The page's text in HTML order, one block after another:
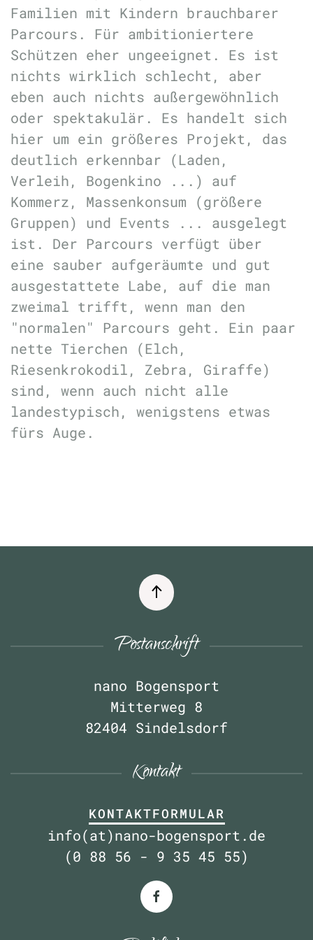
Familien mit Kindern brauchbarer
Parcours. Für ambitioniertere
Schützen eher ungeeignet. Es ist
nichts wirklich schlecht, aber
eben auch nichts außergewöhnlich
oder spektakulär. Es handelt sich
hier um ein größeres Projekt, das
deutlich erkennbar (Laden,
Verleih, Bogenkino ...) auf
Kommerz, Massenkonsum (größere
Gruppen) und Events ... ausgelegt
ist. Der Parcours verfügt über
eine sauber aufgeräumte und gut
ausgestattete Labe, auf die man
zweimal trifft, wenn man den
"normalen" Parcours geht. Ein paar
nette Tierchen (Elch,
Riesenkrokodil, Zebra, Giraffe)
sind, wenn auch nicht alle
landestypisch, wenigstens etwas
fürs Auge.
Postanschrift
nano Bogensport
Mitterweg 8
82404 Sindelsdorf
Kontakt
KONTAKTFORMULAR
info(at)nano-bogensport.de
(0 88 56 - 9 35 45 55)